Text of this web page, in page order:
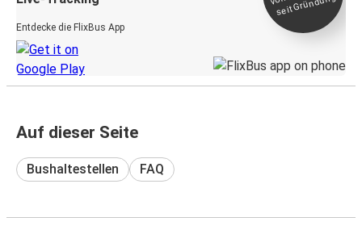
Entdecke die FlixBus App
Auf dieser Seite
Bushaltestellen FAQ